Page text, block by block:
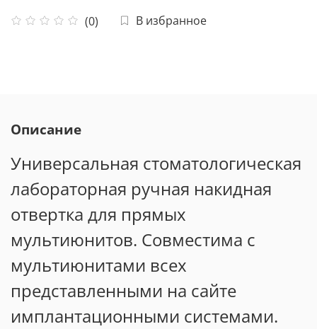
(0) В избранное
Описание
Универсальная стоматологическая
лабораторная ручная накидная
отвертка для прямых
мультиюнитов. Совместима с
мультиюнитами всех
представленными на сайте
имплантационными системами.